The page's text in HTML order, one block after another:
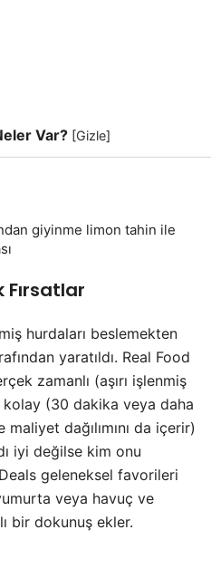
Var? [Gizle]
Fırsatlar
hurdaları beslemekten
yaratıldı. Real Food
zamanlı (aşırı işlenmiş
kolay (30 dakika veya daha
dağılımını da içerir)
iyi değilse kim onu
geleneksel favorileri
veya havuç ve
bir dokunuş ekler.